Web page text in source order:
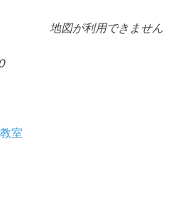
地図が利用できません
室